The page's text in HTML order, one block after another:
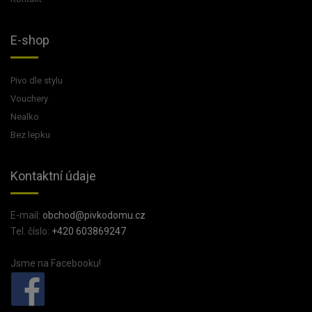
E-shop
Pivo dle stylu
Vouchery
Nealko
Bez lepku
Kontaktní údaje
E-mail: obchod@pivkodomu.cz
Tel. číslo: +420 603869247
Jsme na Facebooku!